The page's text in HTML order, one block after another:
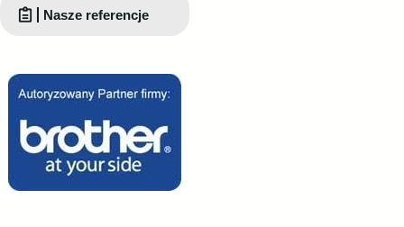
Nasze referencje